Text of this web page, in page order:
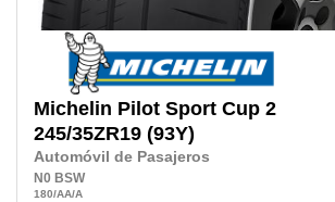
Michelin Pilot Sport Cup 2
245/35ZR19 (93Y)
Automóvil de Pasajeros
N0 BSW
180/AA/A